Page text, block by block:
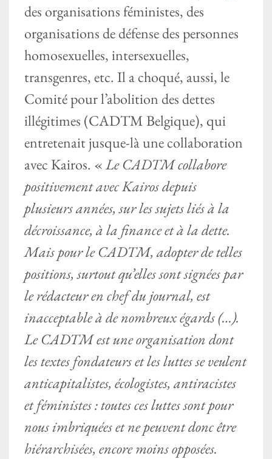
des organisations féministes, des
organisations de défense des personnes
homosexuelles, intersexuelles,
transgenres, etc. Il a choqué, aussi, le
Comité pour l’abolition des dettes
illégitimes (CADTM Belgique), qui
entretenait jusque-là une collaboration
avec Kairos. «Le CADTM collabore
positivement avec Kairos depuis
plusieurs années, sur les sujets liés à la
décroissance, à la finance et à la dette.
Mais pour le CADTM, adopter de telles
positions, surtout qu’elles sont signées par
le rédacteur en chef du journal, est
inacceptable à de nombreux égards (…).
Le CADTM est une organisation dont
les textes fondateurs et les luttes se veulent
anticapitalistes, écologistes, antiracistes
et féministes : toutes ces luttes sont pour
nous imbriquées et ne peuvent donc être
hiérarchisées, encore moins opposées.